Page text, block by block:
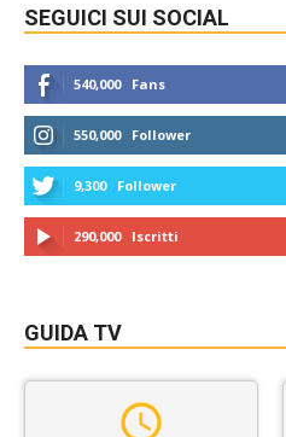
SEGUICI SUI SOCIAL
540,000 Fans
550,000 Follower
9,300 Follower
290,000 Iscritti
GUIDA TV